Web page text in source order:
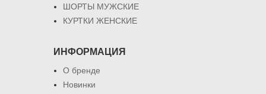
ШОРТЫ МУЖСКИЕ
КУРТКИ ЖЕНСКИЕ
ИНФОРМАЦИЯ
О бренде
Новинки